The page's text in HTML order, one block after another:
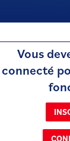
Vous
connecté